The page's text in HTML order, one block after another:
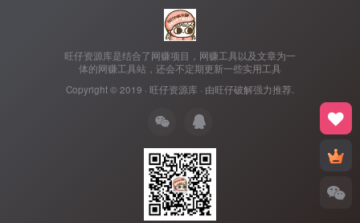
旺仔资源库是结合了网赚项目，网赚工具以及文章为一
体的网赚工具站，还会不定期更新一些实用工具
Copyright © 2019 · 旺仔资源库 · 由旺仔破解强力推荐.